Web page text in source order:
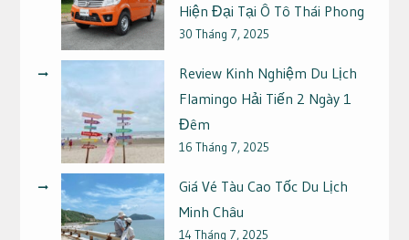
Hiện Đại Tại Ô Tô Thái Phong
30 Tháng 7, 2025
Review Kinh Nghiệm Du Lịch
Flamingo Hải Tiến 2 Ngày 1
Đêm
16 Tháng 7, 2025
Giá Vé Tàu Cao Tốc Du Lịch
Minh Châu
14 Tháng 7, 2025